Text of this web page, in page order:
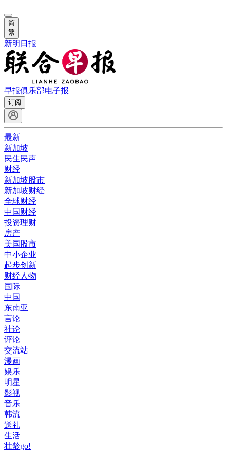
简
繁
新明日报
早报俱乐部电子报
订阅
最新
新加坡
民生民声
财经
新加坡股市
新加坡财经
全球财经
中国财经
投资理财
房产
美国股市
中小企业
起步创新
财经人物
国际
中国
东南亚
言论
社论
评论
交流站
漫画
娱乐
明星
影视
音乐
韩流
送礼
生活
壮龄go!